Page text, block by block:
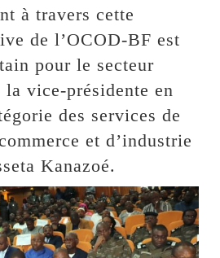
à travers cette
de l’OCOD-BF est
pour le secteur
vice-présidente en
des services de
et d’industrie
Kanazoé.